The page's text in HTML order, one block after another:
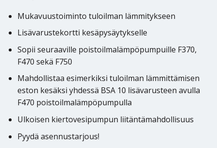
Mukavuustoiminto tuloilman lämmitykseen
Lisävarustekortti kesäpysäytykselle
Sopii seuraaville poistoilmalämpöpumpuille F370,
F470 sekä F750
Mahdollistaa esimerkiksi tuloilman lämmittämisen
eston kesäksi yhdessä BSA 10 lisävarusteen avulla
F470 poistoilmalämpöpumpulla
Ulkoisen kiertovesipumpun liitäntämahdollisuus
Pyydä asennustarjous!